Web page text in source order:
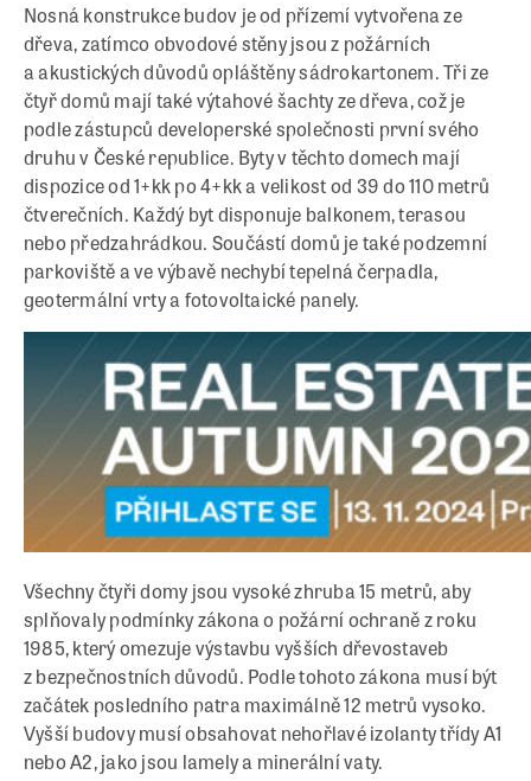
Nosná konstrukce budov je od přízemí vytvořena ze
dřeva, zatímco obvodové stěny jsou z požárních
a akustických důvodů opláštěny sádrokartonem. Tři ze
čtyř domů mají také výtahové šachty ze dřeva, což je
podle zástupců developerské společnosti první svého
druhu v České republice. Byty v těchto domech mají
dispozice od 1+kk po 4+kk a velikost od 39 do 110 metrů
čtverečních. Každý byt disponuje balkonem, terasou
nebo předzahrádkou. Součástí domů je také podzemní
parkoviště a ve výbavě nechybí tepelná čerpadla,
geotermální vrty a fotovoltaické panely.
Všechny čtyři domy jsou vysoké zhruba 15 metrů, aby
splňovaly podmínky zákona o požární ochraně z roku
1985, který omezuje výstavbu vyšších dřevostaveb
z bezpečnostních důvodů. Podle tohoto zákona musí být
začátek posledního patra maximálně 12 metrů vysoko.
Vyšší budovy musí obsahovat nehořlavé izolanty třídy A1
nebo A2, jako jsou lamely a minerální vaty.